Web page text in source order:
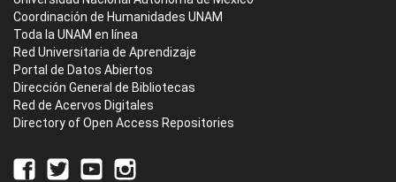
Coordinación de Humanidades UNAM
Toda la UNAM en línea
Red Universitaria de Aprendizaje
Portal de Datos Abiertos
Dirección General de Bibliotecas
Red de Acervos Digitales
Directory of Open Access Repositories